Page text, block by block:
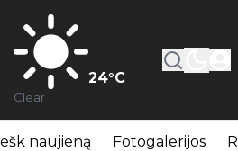
24°C
Clear
naujieną Fotogalerijos